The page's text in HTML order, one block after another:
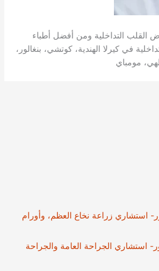
استشاري زراعة نخاع العظم، وأورام
استشاري الجراحة العامة والجراحة
القلب التداخلية ومن أفضل أطباء
في كيرلا الهندية، كوتشي، بنغالور،
مومباي